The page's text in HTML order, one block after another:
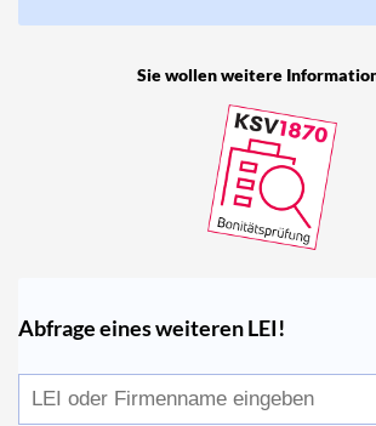
Sie wollen weitere
Abfrage eines weiteren LEI!